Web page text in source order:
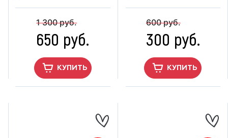
1 300 руб.
650 руб.
КУПИТЬ
600 руб.
300 руб.
КУПИТЬ